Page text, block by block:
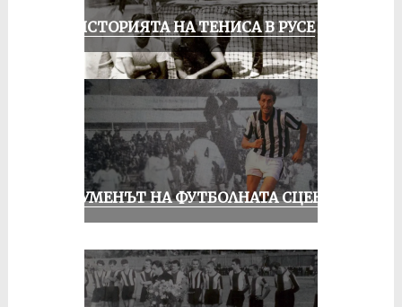
ЗА ИСТОРИЯТА НА ТЕНИСА В РУСЕ
ШОУМЕНЪТ НА ФУТБОЛНАТА СЦЕНА